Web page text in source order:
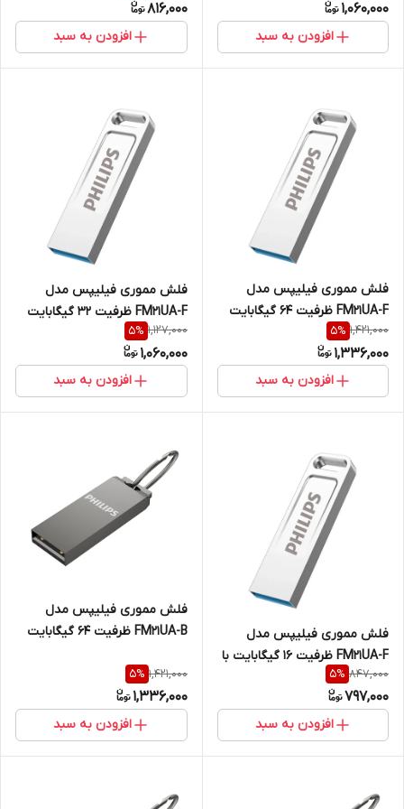
1,060,000
افزودن به سبد
816,000
افزودن به سبد
فلش مموری فیلیپس مدل
FM21UA-F ظرفیت 64 گیگابایت
1,421,000
5%
1,336,000
افزودن به سبد
فلش مموری فیلیپس مدل
FM21UA-F ظرفیت 32 گیگابایت
1,127,000
5%
1,060,000
افزودن به سبد
فلش مموری فیلیپس مدل
FM21UA-F ظرفیت 16 گیگابایت با
رابط USB 2.0
847,000
5%
797,000
افزودن به سبد
فلش مموری فیلیپس مدل
FM21UA-B ظرفیت 64 گیگابایت
1,421,000
5%
1,336,000
افزودن به سبد